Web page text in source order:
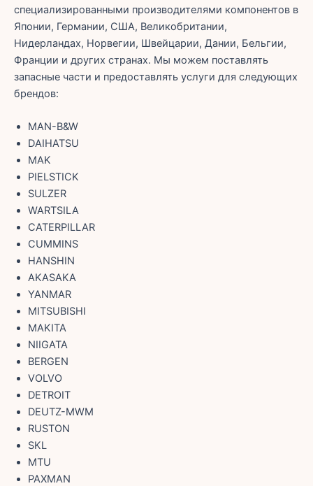
специализированными производителями компонентов в
Японии, Германии, США, Великобритании,
Нидерландах, Норвегии, Швейцарии, Дании, Бельгии,
Франции и других странах. Мы можем поставлять
запасные части и предоставлять услуги для следующих
брендов:
MAN-B&W
DAIHATSU
MAK
PIELSTICK
SULZER
WARTSILA
CATERPILLAR
CUMMINS
HANSHIN
AKASAKA
YANMAR
MITSUBISHI
MAKITA
NIIGATA
BERGEN
VOLVO
DETROIT
DEUTZ-MWM
RUSTON
SKL
MTU
PAXMAN